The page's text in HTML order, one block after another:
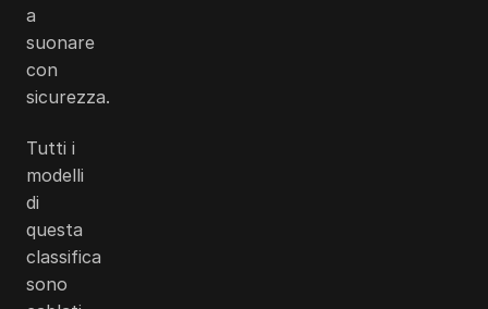
a
suonare
con
sicurezza.
Tutti i
modelli
di
questa
classifica
sono